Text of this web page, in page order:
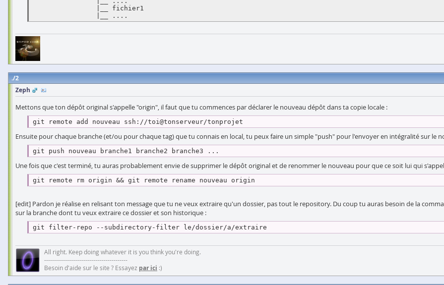
		|__ ....
2
Zeph
Mettons que ton dépôt original s'appelle "origin", il faut que tu commences par déclarer le nouveau dépôt dans ta copie locale :
git remote add nouveau ssh://toi@tonserveur/tonprojet
Ensuite pour chaque branche (et/ou pour chaque tag) que tu connais en local, tu peux faire un simple "push" pour l'envoyer en intégralité sur le
git push nouveau branche1 branche2 branche3 ...
Une fois que c'est terminé, tu auras probablement envie de supprimer le dépôt original et de renommer le nouveau pour que ce soit lui qui
git remote rm origin && git remote rename nouveau origin
[edit] Pardon je réalise en relisant ton message que tu ne veux extraire qu'un dossier, pas tout le repository. Du coup tu auras besoin de la
sur la branche dont tu veux extraire ce dossier et son historique :
git filter-repo --subdirectory-filter le/dossier/a/extraire
All right. Keep doing whatever it is you think you're doing.
------------------------------------------
Besoin d'aide sur le site ? Essayez par ici :)